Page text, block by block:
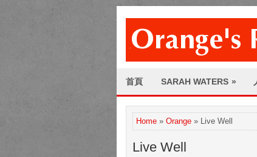
首頁 SARAH WATERS »
Home » Orange » Live Well
Live Well